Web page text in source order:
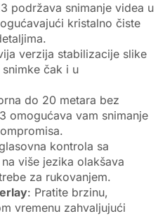
podržava snimanje videa u
kristalno čiste
verzija stabilizacije slike
čak i u
do 20 metara bez
omogućava vam snimanje
kontrola sa
više jezika olakšava
za rukovanjem.
: Pratite brzinu,
vremenu zahvaljujući